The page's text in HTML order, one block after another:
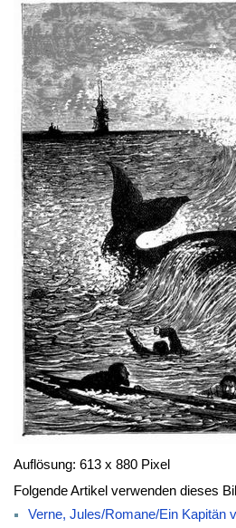
Auflösung: 613 x 880 Pixel
Folgende Artikel verwenden dieses
Verne, Jules/Romane/Ein Kapitän